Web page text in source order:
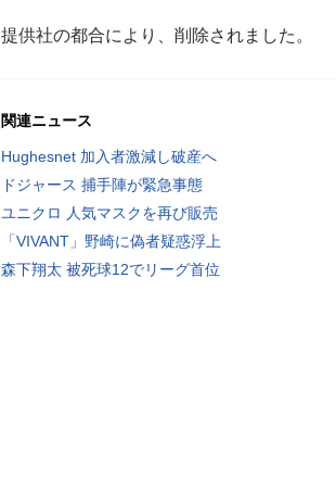
提供社の都合により、削除されました。
関連ニュース
Hughesnet 加入者激減し破産へ
ドジャース 捕手陣が緊急事態
ユニクロ 人気マスクを再び販売
「VIVANT」野崎に偽者疑惑浮上
森下翔太 被死球12でリーグ首位